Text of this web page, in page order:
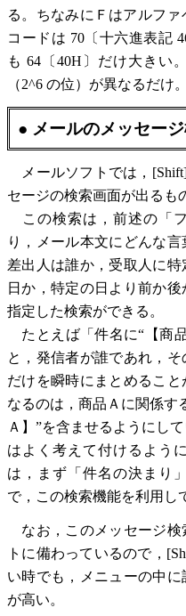
る。ちなみにＦはアルフ
コードは 70〔十六進表記
も 64〔40H〕だけ大きい
（2^6 の位）が異なるだけ。
● メールのメッセー
メールソフトでは，
セージの検索画面が出るも
この検索は，前述の「
り，メール本文にどんな
差出人は誰か，受取人に
日か，特定の日より前か
指定した検索ができる。
たとえば「件名に“【商
と，発信者が誰であれ，
だけを瞬時にまとめるこ
なるのは，商品Ａに関係す
Ａ】”を含ませるようにし
はよく考えて付けるよう
は，まず「件名の決まり
で，この検索機能を利用し
なお，このメッセージ検
トに備わっているので，
い時でも，メニューの中
が高い。